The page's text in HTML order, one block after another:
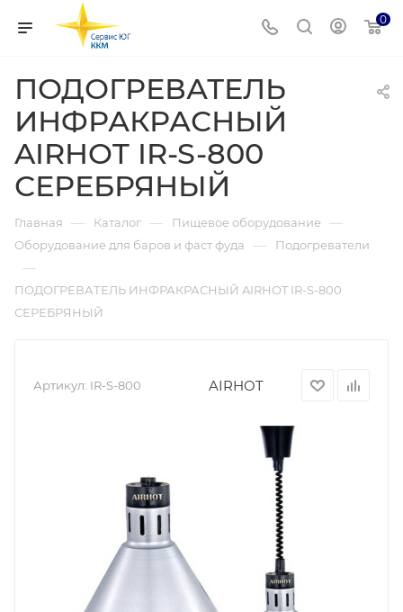
0
ПОДОГРЕВАТЕЛЬ
ИНФРАКРАСНЫЙ
AIRHOT IR-S-800
СЕРЕБРЯНЫЙ
Главная — Каталог — Пищевое оборудование —
Оборудование для баров и фаст фуда — Подогреватели
—
ПОДОГРЕВАТЕЛЬ ИНФРАКРАСНЫЙ AIRHOT IR-S-800
СЕРЕБРЯНЫЙ
Артикул: IR-S-800 AIRHOT